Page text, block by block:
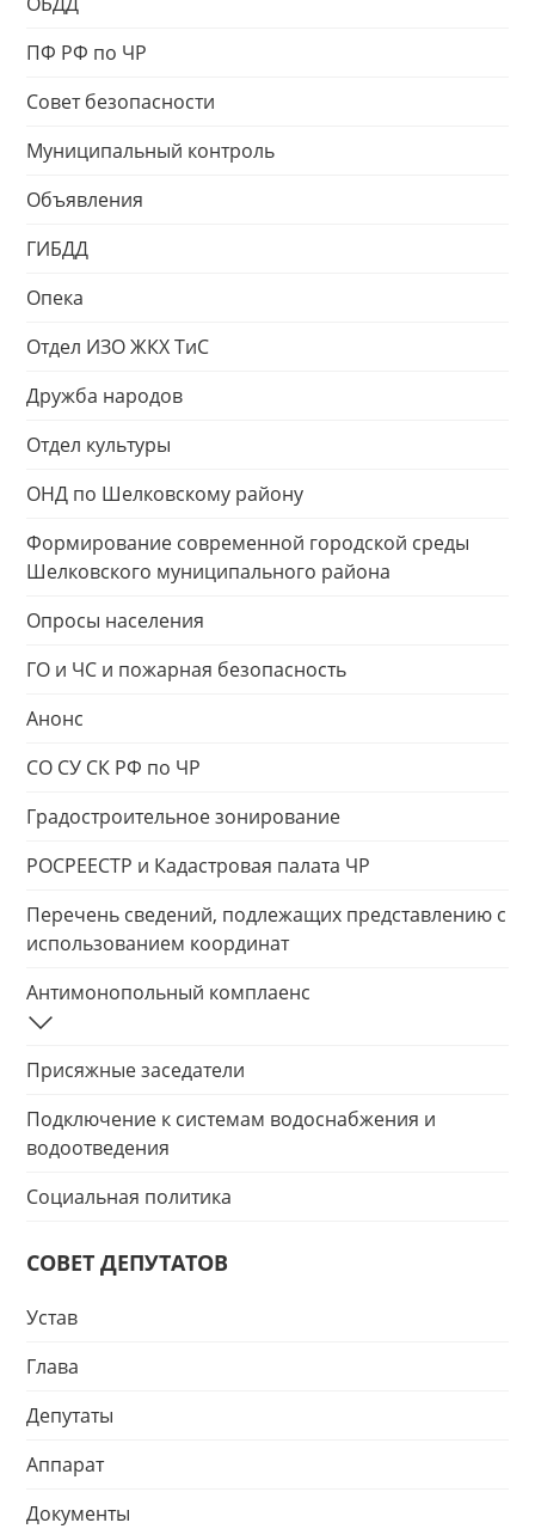
ПФ РФ по ЧР
Совет безопасности
Муниципальный контроль
Объявления
ГИБДД
Опека
Отдел ИЗО ЖКХ ТиС
Дружба народов
Отдел культуры
ОНД по Шелковскому району
Формирование современной городской среды
Шелковского муниципального района
Опросы населения
ГО и ЧС и пожарная безопасность
Анонс
СО СУ СК РФ по ЧР
Градостроительное зонирование
РОСРЕЕСТР и Кадастровая палата ЧР
Перечень сведений, подлежащих представлению с
использованием координат
Антимонопольный комплаенс
Присяжные заседатели
Подключение к системам водоснабжения и
водоотведения
Социальная политика
СОВЕТ ДЕПУТАТОВ
Устав
Глава
Депутаты
Аппарат
Документы